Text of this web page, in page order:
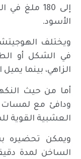
الأسود.
ويختلف
في الشكل أو
الزاهي، بينما
أما من حيث
ودافئ مع لمسات
العشبية القوية
ويمكن تحضيره
الساخن لمدة